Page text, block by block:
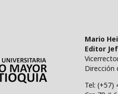
Mario
Editor
Dirección
Tel: (+57)